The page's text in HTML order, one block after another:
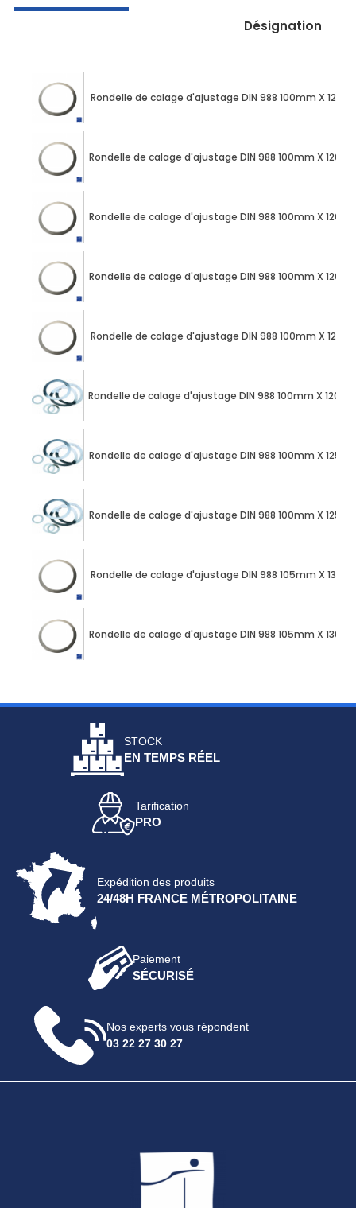
Désignation
Rondelle de calage d'ajustage DIN 988 100mm X
Rondelle de calage d'ajustage DIN 988 100mm X
Rondelle de calage d'ajustage DIN 988 100mm X
Rondelle de calage d'ajustage DIN 988 100mm X
Rondelle de calage d'ajustage DIN 988 100mm X
Rondelle de calage d'ajustage DIN 988 100mm X
Rondelle de calage d'ajustage DIN 988 100mm X
Rondelle de calage d'ajustage DIN 988 100mm X
Rondelle de calage d'ajustage DIN 988 105mm X
Rondelle de calage d'ajustage DIN 988 105mm X
STOCK
EN TEMPS RÉEL
Tarification
PRO
Expédition des produits
24/48H FRANCE MÉTROPOLITAINE
Paiement
SÉCURISÉ
Nos experts vous répondent
03 22 27 30 27